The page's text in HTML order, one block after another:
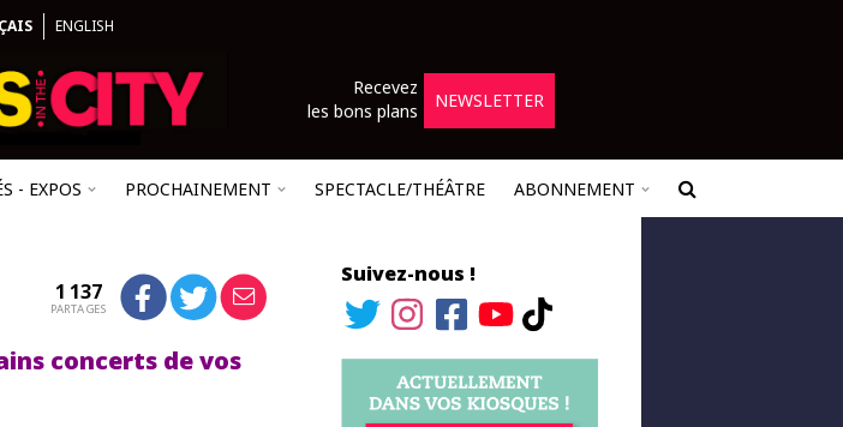
ENGLISH
Recevez
les bons plans
NEWSLETTER
- EXPOS PROCHAINEMENT SPECTACLE/THÉÂTRE ABONNEMENT
1 137
PARTAGES
concerts de vos
Suivez-nous !